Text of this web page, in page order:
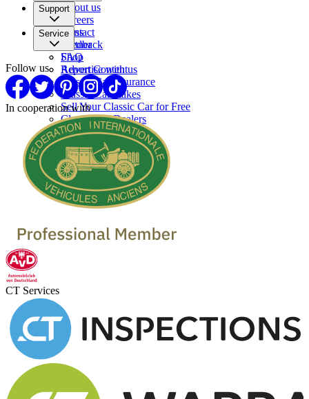
About us
Careers
Press
Partner
Support
Contact
Feedback
FAQ
Report Content
Service
Shop
Advertise with us
Classic Car Insurance
Classic Car makes
Sell Your Classic Car for Free
Classic Car Dealers
Follow us
In cooperation with
CT Services